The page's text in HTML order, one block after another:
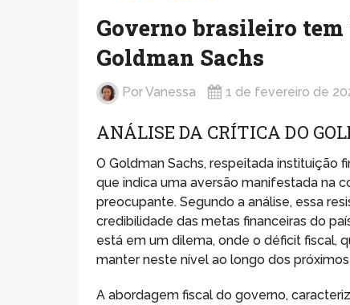
Governo brasileiro tem
Goldman Sachs
PorVanessa 1 de fevereiro de
ANÁLISE DA CRÍTICA DO
O Goldman Sachs, respeitada instituição
que indica uma aversão manifestada na
preocupante. Segundo a análise, essa
credibilidade das metas financeiras do
está em um dilema, onde o déficit fiscal,
manter neste nível ao longo dos
A abordagem fiscal do governo,